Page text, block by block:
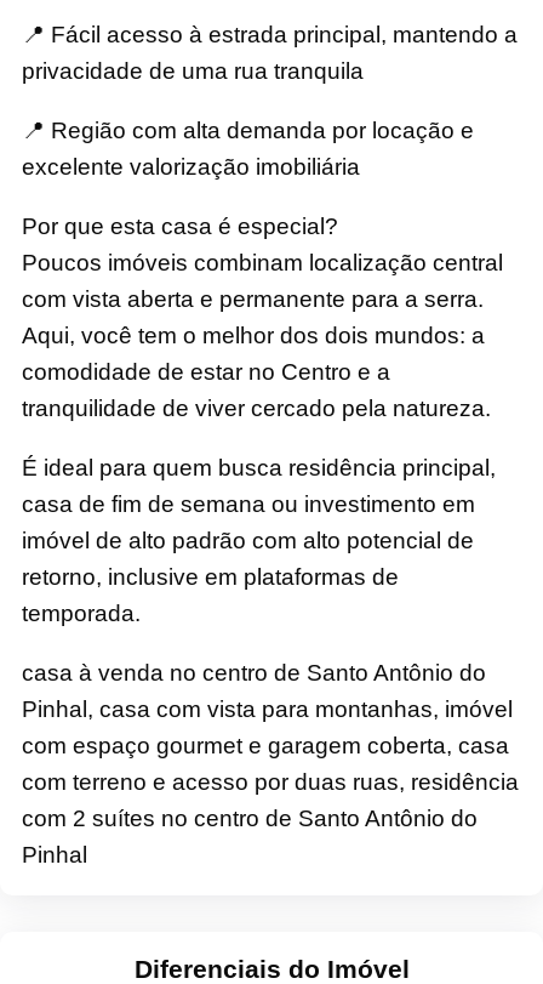
📍 Fácil acesso à estrada principal, mantendo a
privacidade de uma rua tranquila
📍 Região com alta demanda por locação e
excelente valorização imobiliária
Por que esta casa é especial?
Poucos imóveis combinam localização central
com vista aberta e permanente para a serra.
Aqui, você tem o melhor dos dois mundos: a
comodidade de estar no Centro e a
tranquilidade de viver cercado pela natureza.
É ideal para quem busca residência principal,
casa de fim de semana ou investimento em
imóvel de alto padrão com alto potencial de
retorno, inclusive em plataformas de
temporada.
casa à venda no centro de Santo Antônio do
Pinhal, casa com vista para montanhas, imóvel
com espaço gourmet e garagem coberta, casa
com terreno e acesso por duas ruas, residência
com 2 suítes no centro de Santo Antônio do
Pinhal
Diferenciais do Imóvel